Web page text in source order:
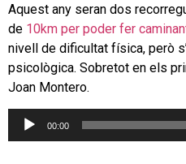
Aquest any seran dos
de 10km per poder fer
nivell de dificultat física, però
psicològica. Sobretot en els
Joan Montero.
Reproductor
00:00